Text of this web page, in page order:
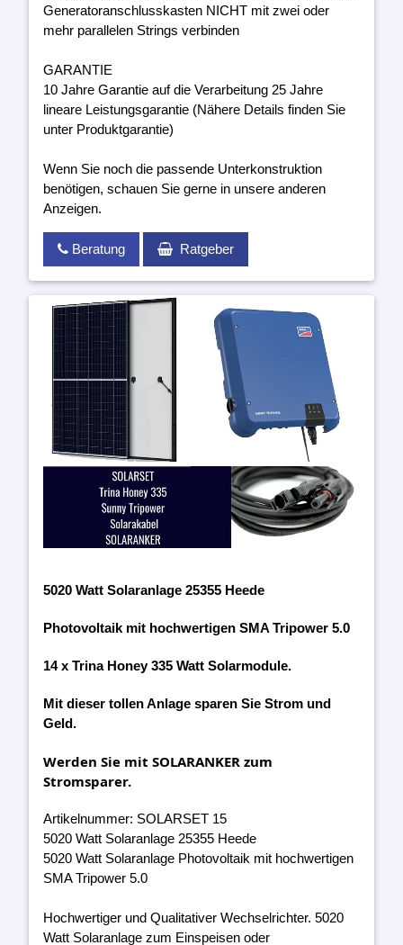
Generatoranschlusskasten NICHT mit zwei oder
mehr parallelen Strings verbinden
GARANTIE
10 Jahre Garantie auf die Verarbeitung 25 Jahre
lineare Leistungsgarantie (Nähere Details finden Sie
unter Produktgarantie)
Wenn Sie noch die passende Unterkonstruktion
benötigen, schauen Sie gerne in unsere anderen
Anzeigen.
Beratung Ratgeber
5020 Watt Solaranlage 25355 Heede
Photovoltaik mit hochwertigen SMA Tripower 5.0
14 x Trina Honey 335 Watt Solarmodule.
Mit dieser tollen Anlage sparen Sie Strom und
Geld.
Werden Sie mit SOLARANKER zum
Stromsparer.
Artikelnummer: SOLARSET 15
5020 Watt Solaranlage 25355 Heede
5020 Watt Solaranlage Photovoltaik mit hochwertigen
SMA Tripower 5.0
Hochwertiger und Qualitativer Wechselrichter. 5020
Watt Solaranlage zum Einspeisen oder